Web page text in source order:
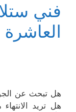
فني
العاشرة
هل تبحث عن
هل تريد